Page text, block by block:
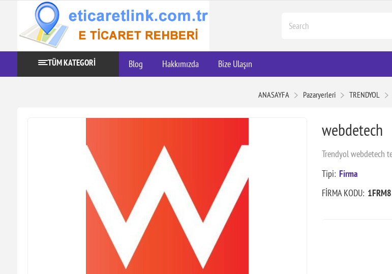
TÜM KATEGORİ Blog Hakkımızda Bize Ulaşın
ANASAYFA Pazaryerleri TRENDYOL
webdetech
Trendyol webdetech
Tipi: Firma
FİRMA KODU: